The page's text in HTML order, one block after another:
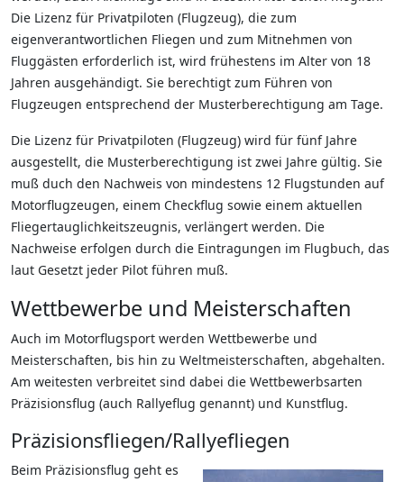
Die Lizenz für Privatpiloten (Flugzeug), die zum
eigenverantwortlichen Fliegen und zum Mitnehmen von
Fluggästen erforderlich ist, wird frühestens im Alter von 18
Jahren ausgehändigt. Sie berechtigt zum Führen von
Flugzeugen entsprechend der Musterberechtigung am Tage.
Die Lizenz für Privatpiloten (Flugzeug) wird für fünf Jahre
ausgestellt, die Musterberechtigung ist zwei Jahre gültig. Sie
muß duch den Nachweis von mindestens 12 Flugstunden auf
Motorflugzeugen, einem Checkflug sowie einem aktuellen
Fliegertauglichkeitszeugnis, verlängert werden. Die
Nachweise erfolgen durch die Eintragungen im Flugbuch, das
laut Gesetzt jeder Pilot führen muß.
Wettbewerbe und Meisterschaften
Auch im Motorflugsport werden Wettbewerbe und
Meisterschaften, bis hin zu Weltmeisterschaften, abgehalten.
Am weitesten verbreitet sind dabei die Wettbewerbsarten
Präzisionsflug (auch Rallyeflug genannt) und Kunstflug.
Präzisionsfliegen/Rallyefliegen
Beim Präzisionsflug geht es